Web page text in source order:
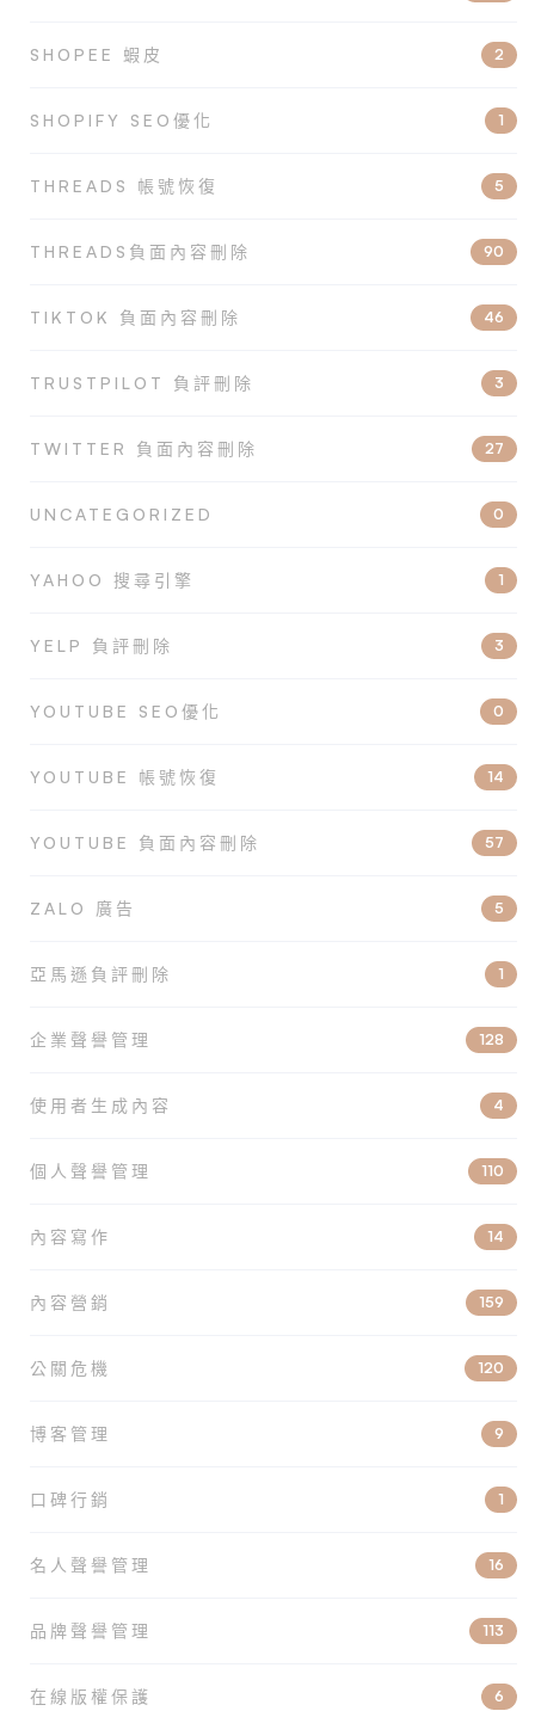
SHOPEE 蝦皮 2
SHOPIFY SEO優化 1
THREADS 帳號恢復 5
THREADS負面內容刪除 90
TIKTOK 負面內容刪除 46
TRUSTPILOT 負評刪除 3
TWITTER 負面內容刪除 27
UNCATEGORIZED 0
YAHOO 搜尋引擎 1
YELP 負評刪除 3
YOUTUBE SEO優化 0
YOUTUBE 帳號恢復 14
YOUTUBE 負面內容刪除 57
ZALO 廣告 5
亞馬遜負評刪除 1
企業聲譽管理 128
使用者生成內容 4
個人聲譽管理 110
內容寫作 14
內容營銷 159
公關危機 120
博客管理 9
口碑行銷 1
名人聲譽管理 16
品牌聲譽管理 113
在線版權保護 6